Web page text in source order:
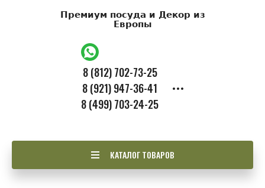
Премиум посуда и Декор из
Европы
8 (812) 702-73-25
8 (921) 947-36-41
8 (499) 703-24-25
КАТАЛОГ ТОВАРОВ